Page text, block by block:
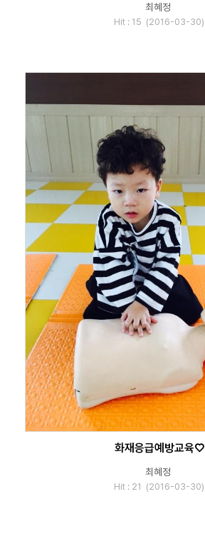
최혜정
Hit : 15 (2016-03-30)
화재응급예방교육♡
최혜정
Hit : 21 (2016-03-30)